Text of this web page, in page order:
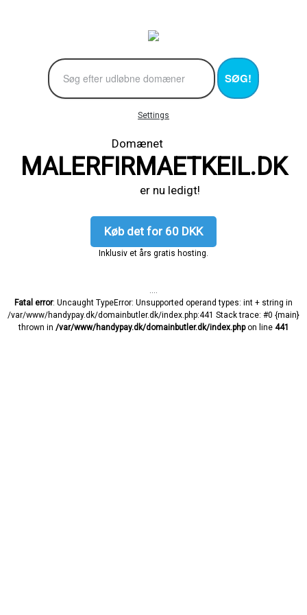
SØG!
Settings
Domænet
MALERFIRMAETKEIL.DK
er nu ledigt!
Køb det for 60 DKK
Inklusiv et års gratis hosting.
Fatal error: Uncaught TypeError: Unsupported operand types: int + string in
/var/www/handypay.dk/domainbutler.dk/index.php:441 Stack trace: #0 {main}
thrown in /var/www/handypay.dk/domainbutler.dk/index.phpon line 441